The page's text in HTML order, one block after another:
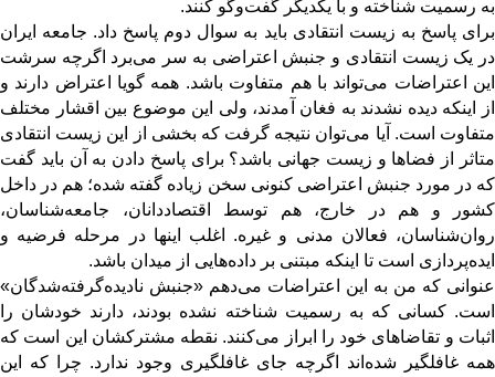
به رسمیت شناخته و با یکدیگر گفت‌وگو کنند.
برای پاسخ به زیست انتقادی باید به سوال دوم پاسخ داد. جامعه ایران
در یک زیست انتقادی و جنبش اعتراضی به سر می‌برد اگرچه سرشت
این اعتراضات می‌تواند با هم متفاوت باشد. همه گویا اعتراض دارند و
از اینکه دیده نشدند به فغان آمدند، ولی این موضوع بین اقشار مختلف
متفاوت است. آیا می‌توان نتیجه گرفت که بخشی از این زیست انتقادی
متاثر از فضاها و زیست جهانی باشد؟ برای پاسخ دادن به آن باید گفت
که در مورد جنبش اعتراضی کنونی سخن زیاده گفته شده؛ هم در داخل
کشور و هم در خارج، هم توسط اقتصاددانان، جامعه‌شناسان،
روان‌شناسان، فعالان مدنی و غیره. اغلب اینها در مرحله فرضیه و
ایده‌پردازی است تا اینکه مبتنی بر داده‌هایی از میدان باشد.
عنوانی که من به این اعتراضات می‌دهم «جنبش نادیده‌گرفته‌شدگان»
است. کسانی که به رسمیت شناخته نشده بودند، دارند خودشان را
اثبات و تقاضاهای خود را ابراز می‌کنند. نقطه مشترکشان این است که
همه غافلگیر شده‌اند اگرچه جای غافلگیری وجود ندارد. چرا که این